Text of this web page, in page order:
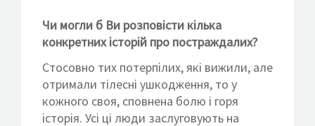
Чи могли б Ви розповісти кілька
конкретних історій про постраждалих?
Стосовно тих потерпілих, які вижили, але
отримали тілесні ушкодження, то у
кожного своя, сповнена болю і горя
історія. Усі ці люди заслуговують на